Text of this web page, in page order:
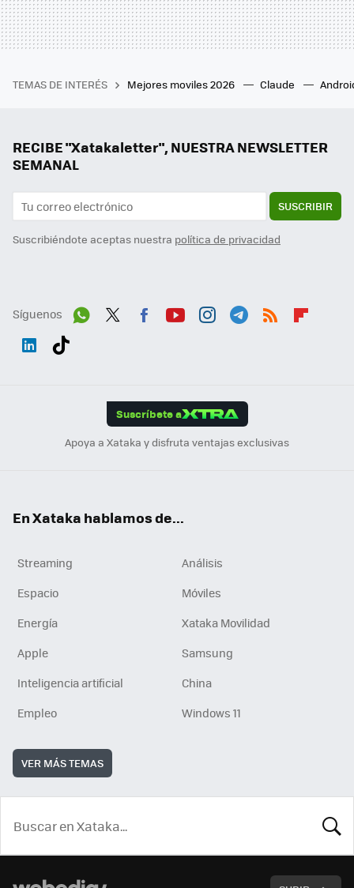
TEMAS DE INTERÉS Mejores moviles 2026 Claude
RECIBE "Xatakaletter", NUESTRA NEWSLETTER
SEMANAL
SUSCRIBIR
Suscribiéndote aceptas nuestra política de privacidad
Síguenos
Suscríbete a
Apoya a Xataka y disfruta ventajas exclusivas
En Xataka hablamos de...
Streaming
Análisis
Espacio
Móviles
Energía
Xataka Movilidad
Apple
Samsung
Inteligencia artificial
China
Empleo
Windows 11
VER MÁS TEMAS